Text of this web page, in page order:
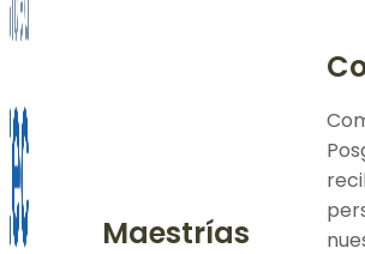
Maestrías